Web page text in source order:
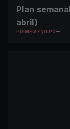
Plan
abril)
PRIMER EQUIPO